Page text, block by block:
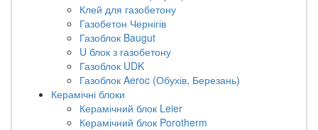
Клей для газобетону
Газобетон Чернігів
Газоблок Baugut
U блок з газобетону
Газоблок UDK
Газоблок Aeroc (Обухів, Березань)
Керамічні блоки
Керамічний блок Leier
Керамічний блок Porotherm